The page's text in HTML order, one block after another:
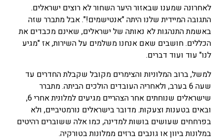
לאחרונה שמענו שבאזור היער השחור לא רוצים ישראלים.
התגובה המיידית שלנו היתה "אנטישמים!". אבל מתברר שזה
באשמת התנהגות לא נאותה של ישראלים, שאינם מכבדים את
הכללים. חושבים שאם אנחנו משלמים על השירות, אז "מגיע
לנו" עוד ועוד דברים.
למשל, ברוב המלוניות והצימרים מקובל שקבלת החדרים עד
שעה 6 בערב, ולאחריה העובדים הולכים הביתה. מתברר
שישראלים שנוחתים אחר הצהריים מגיעים למלונית אחרי 6,
ובאים בטענות וצעקות. מדובר בישראלים נורמטיביים, ולא
בפרחחים שעושים בושות למדינה, כמו אלה ששוברים רהיטים
במלונות ביוון או גונבים ברזים ממלונות בטורקיה.